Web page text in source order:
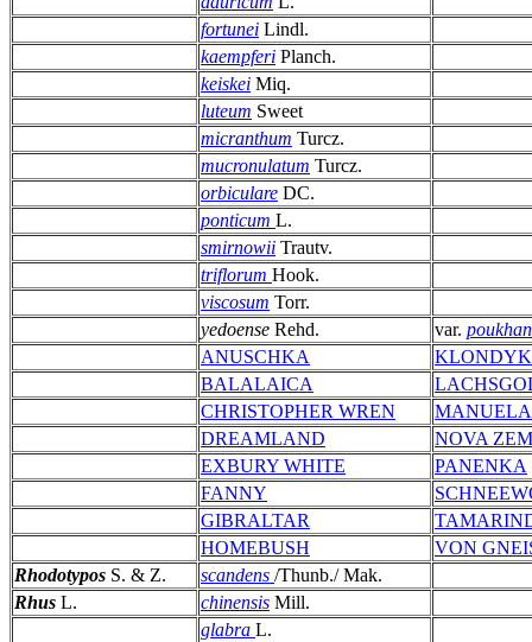
fortunei Lindl.
kaempferi Planch.
keiskei Miq.
luteum Sweet
micranthum Turcz.
mucronulatum Turcz.
orbiculare DC.
ponticum L.
smirnowii Trautv.
triflorum Hook.
viscosum Torr.
yedoense Rehd. var.
ANUSCHKA
BALALAICA
CHRISTOPHER WREN
MANUELA
DREAMLAND
NOVA
EXBURY WHITE
PANENKA
FANNY
GIBRALTAR
HOMEBUSH
VON
Rhodotypos S. & Z. scandens /Thunb./ Mak.
Rhus L. chinensis Mill.
glabra L.